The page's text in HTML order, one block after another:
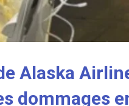
Alaska
dommages